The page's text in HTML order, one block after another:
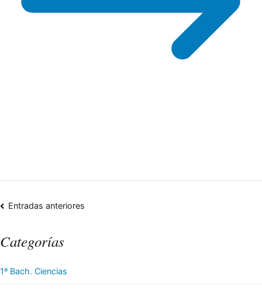
Navegación
de
Entradas anteriores
Categorías
1º Bach. Ciencias